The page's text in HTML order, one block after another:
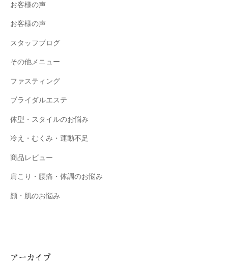
お客様の声
お客様の声
スタッフブログ
その他メニュー
ファスティング
ブライダルエステ
体型・スタイルのお悩み
冷え・むくみ・運動不足
商品レビュー
肩こり・腰痛・体調のお悩み
顔・肌のお悩み
アーカイブ